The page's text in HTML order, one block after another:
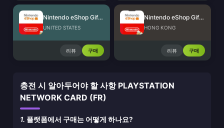
Nintendo eShop Gift Card (US)
UNITED STATES
리뷰 구매
Nintendo eShop Gift Card (HK)
HONG KONG
리뷰 구매
충전 시 알아두어야 할 사항 PLAYSTATION
NETWORK CARD (FR)
1. 플랫폼에서 구매는 어떻게 하나요?